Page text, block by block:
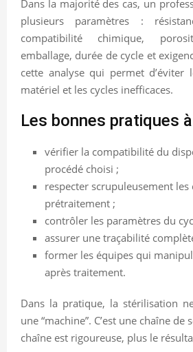
Dans la majorité des cas, un
plusieurs paramètres :
compatibilité chimique,
emballage, durée de cycle et
cette analyse qui permet d’éviter
matériel et les cycles inefficaces.
Les bonnes pratiques
vérifier la compatibilité du
procédé choisi ;
respecter scrupuleusement les
prétraitement ;
contrôler les paramètres du
assurer une traçabilité
former les équipes qui
après traitement.
Dans la pratique, la stérilisation
une “machine”. C’est une chaîne de
chaîne est rigoureuse, plus le